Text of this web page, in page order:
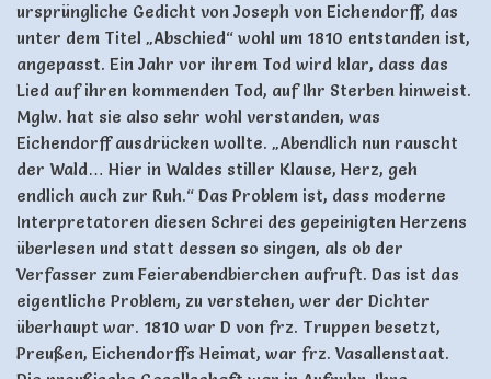
ursprüngliche Gedicht von Joseph von Eichendorff, das
unter dem Titel „Abschied“ wohl um 1810 entstanden ist,
angepasst. Ein Jahr vor ihrem Tod wird klar, dass das
Lied auf ihren kommenden Tod, auf Ihr Sterben hinweist.
Mglw. hat sie also sehr wohl verstanden, was
Eichendorff ausdrücken wollte. „Abendlich nun rauscht
der Wald… Hier in Waldes stiller Klause, Herz, geh
endlich auch zur Ruh.“ Das Problem ist, dass moderne
Interpretatoren diesen Schrei des gepeinigten Herzens
überlesen und statt dessen so singen, als ob der
Verfasser zum Feierabendbierchen aufruft. Das ist das
eigentliche Problem, zu verstehen, wer der Dichter
überhaupt war. 1810 war D von frz. Truppen besetzt,
Preußen, Eichendorffs Heimat, war frz. Vasallenstaat.